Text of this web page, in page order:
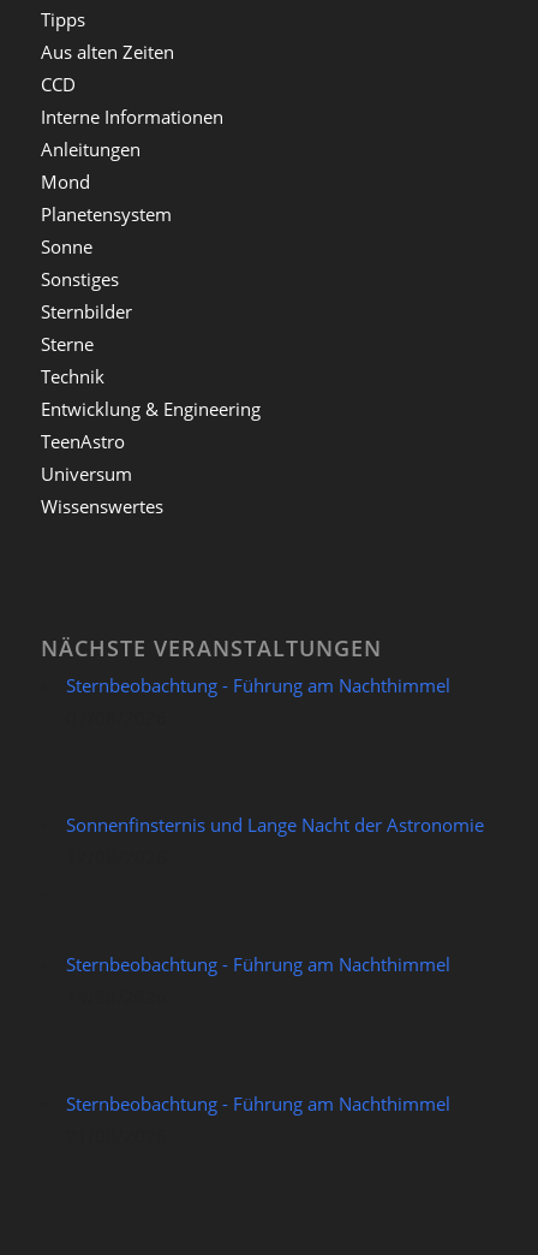
Tipps
Aus alten Zeiten
CCD
Interne Informationen
Anleitungen
Mond
Planetensystem
Sonne
Sonstiges
Sternbilder
Sterne
Technik
Entwicklung & Engineering
TeenAstro
Universum
Wissenswertes
NÄCHSTE VERANSTALTUNGEN
Sternbeobachtung - Führung am Nachthimmel
Sonnenfinsternis und Lange Nacht der Astronomie
Sternbeobachtung - Führung am Nachthimmel
Sternbeobachtung - Führung am Nachthimmel